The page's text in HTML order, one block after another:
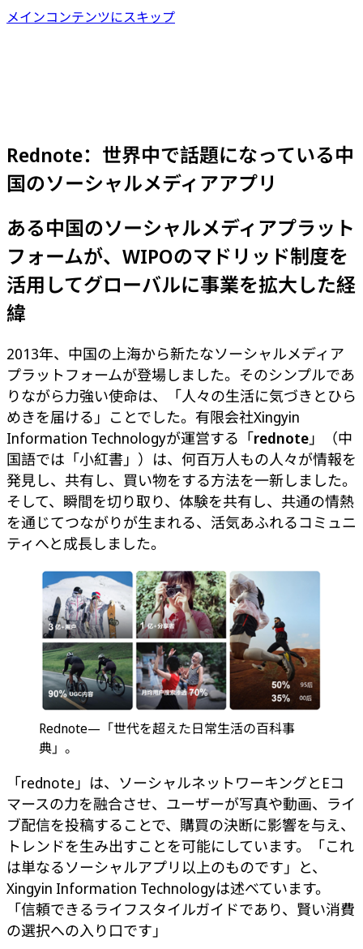
メインコンテンツにスキップ
Rednote：世界中で話題になっている中
国のソーシャルメディアアプリ
ある中国のソーシャルメディアプラット
フォームが、WIPOのマドリッド制度を
活用してグローバルに事業を拡大した経
緯
2013年、中国の上海から新たなソーシャルメディア
プラットフォームが登場しました。そのシンプルであ
りながら力強い使命は、「人々の生活に気づきとひら
めきを届ける」ことでした。有限会社Xingyin
Information Technologyが運営する「rednote 」（中
国語では「小紅書」）は、何百万人もの人々が情報を
発見し、共有し、買い物をする方法を一新しました。
そして、瞬間を切り取り、体験を共有し、共通の情熱
を通じてつながりが生まれる、活気あふれるコミュニ
ティへと成長しました。
Rednote—「世代を超えた日常生活の百科事
典」。
「rednote」は、ソーシャルネットワーキングとEコ
マースの力を融合させ、ユーザーが写真や動画、ライ
ブ配信を投稿することで、購買の決断に影響を与え、
トレンドを生み出すことを可能にしています。「これ
は単なるソーシャルアプリ以上のものです」と、
Xingyin Information Technologyは述べています。
「信頼できるライフスタイルガイドであり、賢い消費
の選択への入り口です」